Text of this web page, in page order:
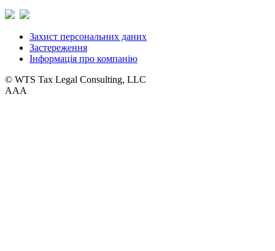
Захист персональних даних
Застереження
Інформація про компанію
© WTS Tax Legal Consulting, LLC
AAA